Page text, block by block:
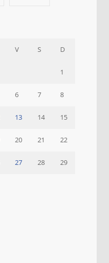
V S D
1
6 7 8
13 14 15
20 21 22
27 28 29